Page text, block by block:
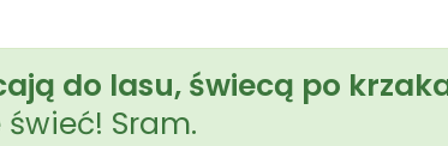
do lasu, świecą po
świeć! Sram.